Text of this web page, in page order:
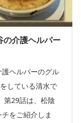
の介護ヘルパー
ヘルパーのグル
している清水で
第29話は、松陰
をご紹介しま